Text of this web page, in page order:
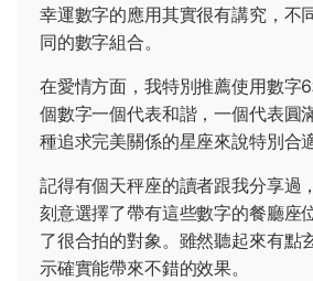
幸運數字的應用其實很有講究，不
同的數字組合。
在愛情方面，我特別推薦使用數字
個數字一個代表和諧，一個代表圓
種追求完美關係的星座來說特別合適
記得有個天秤座的讀者跟我分享過
刻意選擇了帶有這些數字的餐廳座
了很合拍的對象。雖然聽起來有點
示確實能帶來不錯的效果。